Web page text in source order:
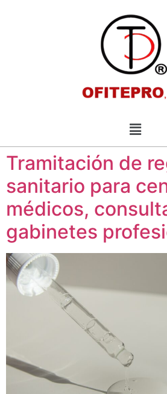
Tramitación de
sanitario para
médicos,
gabinetes